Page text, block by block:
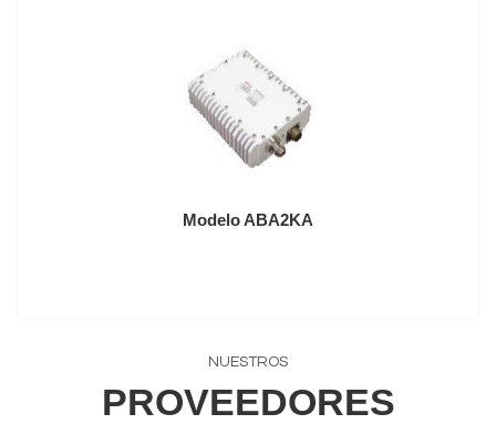
Modelo ABA2KA
NUESTROS
PROVEEDORES